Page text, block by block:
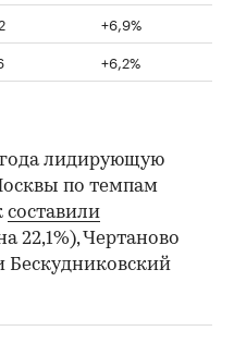
+6,9%
+6,2%
года лидирующую
по темпам
составили
22,1%), Чертаново
Бескудниковский